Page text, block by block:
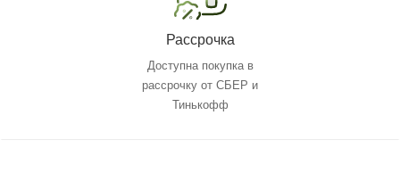
Рассрочка
Доступна покупка в
рассрочку от СБЕР и
Тинькофф